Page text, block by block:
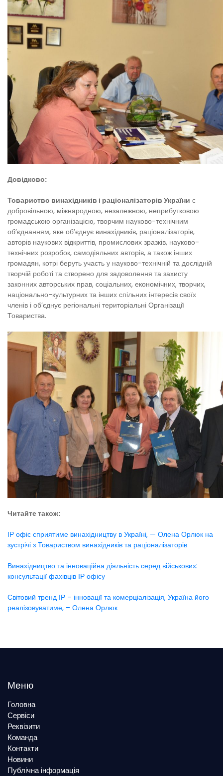
Довідково:
Товариство винахідників і раціоналізаторів України є
добровільною, міжнародною, незалежною, неприбутковою
громадською організацією, творчим науково-технічним
об’єднанням, яке об’єднує винахідників, раціоналізаторів,
авторів наукових відкриттів, промислових зразків, науково-
технічних розробок, самодіяльних авторів, а також інших
громадян, котрі беруть участь у науково-технічній та дослідній
творчій роботі та створено для задоволення та захисту
законних авторських прав, соціальних, економічних, творчих,
національно-культурних та інших спільних інтересів своїх
членів і об’єднує регіональні територіальні Організації
Товариства.
Читайте також:
ІР офіс сприятиме винахідництву в Україні, — Олена Орлюк на
зустрічі з Товариством винахідників та раціоналізаторів
Винахідництво та інноваційна діяльність серед військових:
консультації фахівців ІР офісу
Світовий тренд ІР – інновації та комерціалізація, Україна його
реалізовуватиме, – Олена Орлюк
Меню
Головна
Сервіси
Реквізити
Команда
Контакти
Новини
Публічна інформація